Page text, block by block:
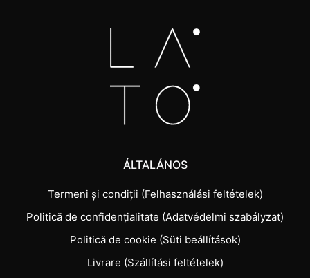
ÁLTALÁNOS
Termeni și condiții (Felhasználási feltételek)
Politică de confidențialitate (Adatvédelmi szabályzat)
Politică de cookie (Süti beállítások)
Livrare (Szállítási feltételek)